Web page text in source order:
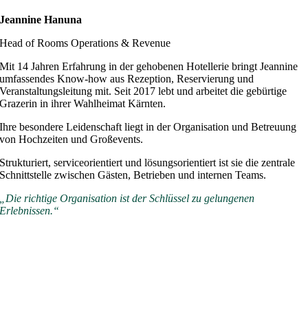
Jeannine Hanuna
Head of Rooms Operations & Revenue
Mit 14 Jahren Erfahrung in der gehobenen Hotellerie bringt Jeannine
umfassendes Know-how aus Rezeption, Reservierung und
Veranstaltungsleitung mit. Seit 2017 lebt und arbeitet die gebürtige
Grazerin in ihrer Wahlheimat Kärnten.
Ihre besondere Leidenschaft liegt in der Organisation und Betreuung
von Hochzeiten und Großevents.
Strukturiert, serviceorientiert und lösungsorientiert ist sie die zentrale
Schnittstelle zwischen Gästen, Betrieben und internen Teams.
„Die richtige Organisation ist der Schlüssel zu gelungenen
Erlebnissen.“